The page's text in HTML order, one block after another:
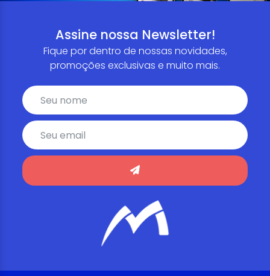
Assine nossa Newsletter!
Fique por dentro de nossas novidades,
promoções exclusivas e muito mais.